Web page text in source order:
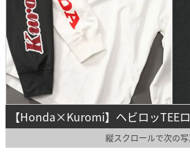
【Honda×Kuromi】ヘビロッTEE
縦スクロールで次の